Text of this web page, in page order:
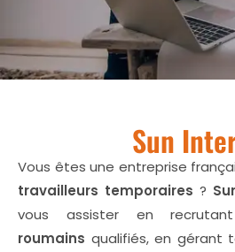
Sun
Vous êtes une entreprise
travailleurs temporaires ?
vous assister en
roumains qualifiés, en gérant